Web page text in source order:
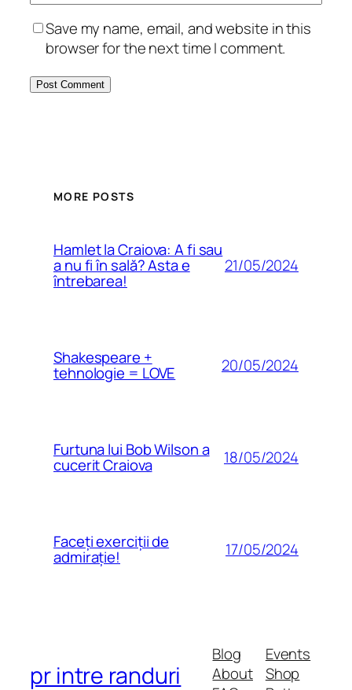
Save my name, email, and website in this
browser for the next time I comment.
MORE POSTS
Hamlet la Craiova: A fi sau
a nu fi în sală? Asta e
întrebarea!
21/05/2024
Shakespeare +
tehnologie = LOVE 20/05/2024
Furtuna lui Bob Wilson a
cucerit Craiova 18/05/2024
Faceți exerciții de
admirație! 17/05/2024
pr intre randuri
Blog
About
Events
Shop